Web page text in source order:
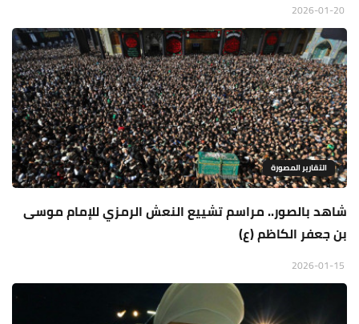
التقارير المصورة
شاهد بالصور.. مراسم تشييع النعش الرمزي للإمام موسى
بن جعفر الكاظم (ع)